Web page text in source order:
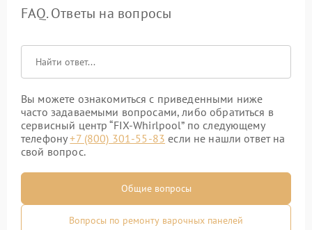
FAQ. Ответы на вопросы
Вы можете ознакомиться с приведенными ниже
часто задаваемыми вопросами, либо обратиться в
сервисный центр “FIX-Whirlpool” по следующему
телефону+7 (800) 301-55-83 если не нашли ответ на
свой вопрос.
Общие вопросы
Вопросы по ремонту варочных панелей